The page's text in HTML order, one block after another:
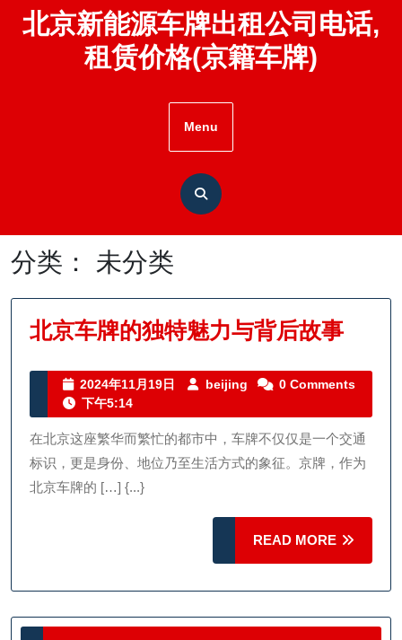
北京新能源车牌出租公司电话,
租赁价格(京籍车牌)
Menu
分类： 未分类
北京车牌的独特魅力与背后故事北
车
的
独
魅
力
与
背
后
2024年11月19日
2024
11
月
19
beijing beijing0 Comments
下午5:14
在北京这座繁华而繁忙的都市中，车牌不仅仅是一个交通
标识，更是身份、地位乃至生活方式的象征。京牌，作为
北京车牌的 […] {...}
READ MORE
MORE